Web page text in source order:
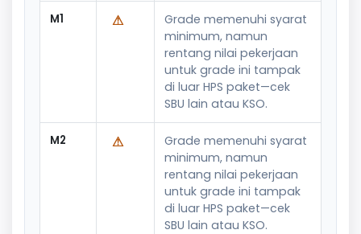
M1 ⚠
Grade memenuhi syarat
minimum, namun
rentang nilai pekerjaan
untuk grade ini tampak
di luar HPS paket—cek
SBU lain atau KSO.
M2 ⚠
Grade memenuhi syarat
minimum, namun
rentang nilai pekerjaan
untuk grade ini tampak
di luar HPS paket—cek
SBU lain atau KSO.